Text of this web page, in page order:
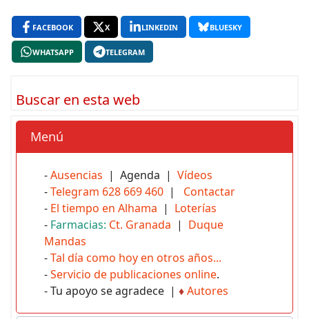
FACEBOOK X LINKEDIN BLUESKY
WHATSAPP TELEGRAM
Buscar en esta web
Menú
-Ausencias | Agenda | Vídeos
-Telegram 628 669 460 | Contactar
- El tiempo en Alhama | Loterías
- Farmacias: Ct. Granada | Duque
Mandas
-Tal día como hoy en otros años...
-Servicio de publicaciones online.
- Tu apoyo se agradece | ♦Autores